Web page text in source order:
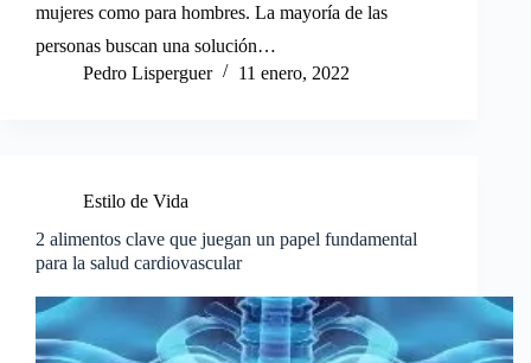
mujeres como para hombres. La mayoría de las
personas buscan una solución…
Pedro Lisperguer
11 enero, 2022
Estilo de Vida
2 alimentos clave que juegan un papel fundamental
para la salud cardiovascular